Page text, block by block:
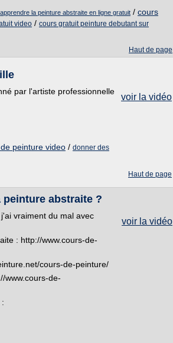
apprendre la peinture abstraite en ligne gratuit / cours
video / cours gratuit peinture debutant sur
Haut de page
voir la vidéo
par l'artiste professionnelle
peinture video / donner des
Haut de page
peinture abstraite ?
voir la vidéo
vraiment du mal avec
: http://www.cours-de-
cours-de-peinture/
www.cours-de-